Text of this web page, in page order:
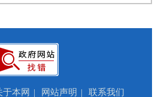
于本网 | 网站声明 | 联系我们